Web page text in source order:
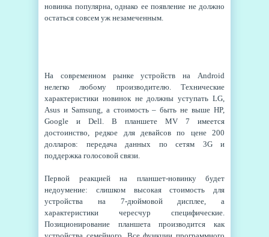
новинка популярна, однако ее появление не должно
остаться совсем уж незамеченным.
На современном рынке устройств на Android
нелегко любому производителю. Технические
характеристики новинок не должны уступать LG,
Asus и Samsung, а стоимость – быть не выше HP,
Google и Dell. В планшете MV 7 имеется
достоинство, редкое для девайсов по цене 200
долларов: передача данных по сетям 3G и
поддержка голосовой связи.
Первой реакцией на планшет-новинку будет
недоумение: слишком высокая стоимость для
устройства на 7-дюймовой дисплее, а
характеристики чересчур специфические.
Позиционирование планшета производится как